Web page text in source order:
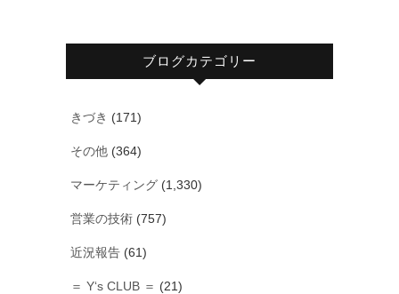
ブログカテゴリー
きづき (171)
その他 (364)
マーケティング (1,330)
営業の技術 (757)
近況報告 (61)
＝ Y‘s CLUB ＝ (21)